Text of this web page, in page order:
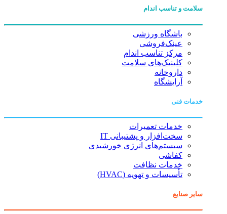
سلامت و تناسب اندام
باشگاه ورزشی
عینک‌فروشی
مرکز تناسب اندام
کلینیک‌های سلامت
داروخانه
آرایشگاه
خدمات فنی
خدمات تعمیرات
سخت‌افزار و پشتیبانی IT
سیستم‌های انرژی خورشیدی
کفاشی
خدمات نظافت
تأسیسات و تهویه (HVAC)
سایر صنایع